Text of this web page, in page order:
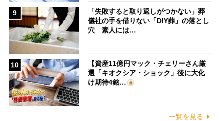
9
「失敗すると取り返しがつかない」葬
儀社の手を借りない「DIY葬」の落とし
穴 素人には…
10
【資産11億円マック・チェリーさん厳
選「キオクシア・ショック」後に大化
け期待4銘…
一覧を見る